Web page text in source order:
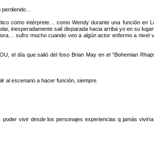
como intérprete… como Wendy durante una función en
inesperadamente salí disparada hacia arriba yo en su
sufro mucho cuando veo a algún actor enfermo a nivel
el día que salió del foso Brian May en el “Bohemian
al escenario a hacer función, siempre.
vivir desde los personajes experiencias q jamás